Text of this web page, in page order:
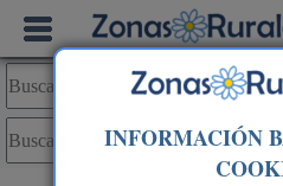
INFORMACIÓN